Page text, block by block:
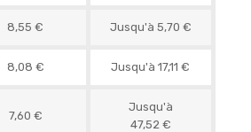
8,55 € Jusqu'à 5,70 €
8,08 € Jusqu'à 17,11 €
7,60 €
Jusqu'à
47,52 €